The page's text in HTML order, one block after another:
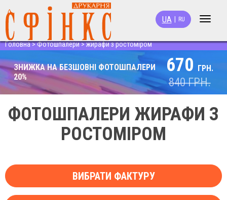
Toggle
UA RU
Головна>Фотошпалери>жирафи з ростоміром
ЗНИЖКА НА БЕЗШОВНІ ФОТОШПАЛЕРИ
20%
670 ГРН.
840ГРН.
ФОТОШПАЛЕРИ ЖИРАФИ З
РОСТОМІРОМ
ВИБРАТИ ФАКТУРУ